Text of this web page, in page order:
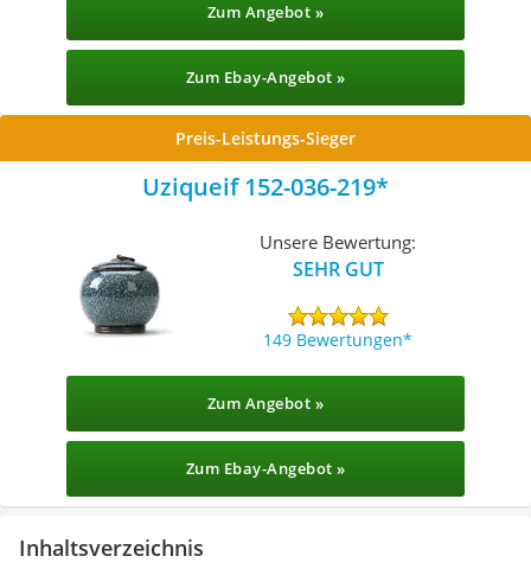
Zum Angebot »
Zum Ebay-Angebot »
Preis-Leistungs-Sieger
Uziqueif 152-036-219
Unsere Bewertung:
SEHR GUT
149 Bewertungen
Zum Angebot »
Zum Ebay-Angebot »
Inhaltsverzeichnis